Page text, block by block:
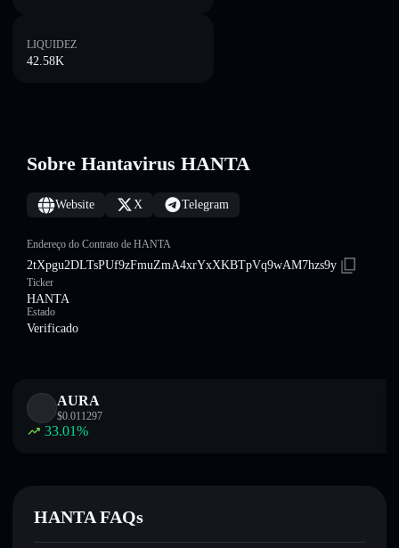
LIQUIDEZ
42.58K
Sobre Hantavirus HANTA
Website X Telegram
Endereço do Contrato de HANTA
2tXpgu2DLTsPUf9zFmuZmA4xrYxXKBTpVq9wAM7hzs9y
Ticker
HANTA
Estado
Verificado
AURA
$0.011297
33.01%
HANTA FAQs